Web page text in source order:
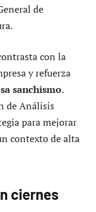
de
con la
y refuerza
sanchismo.
de Análisis
para mejorar
contexto de alta
ciernes